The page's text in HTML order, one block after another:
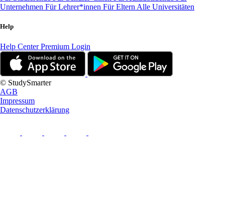
Unternehmen Für Lehrer*innen Für Eltern Alle Universitäten
Help
Help CenterPremium Login
© StudySmarter
AGB
Impressum
Datenschutzerklärung